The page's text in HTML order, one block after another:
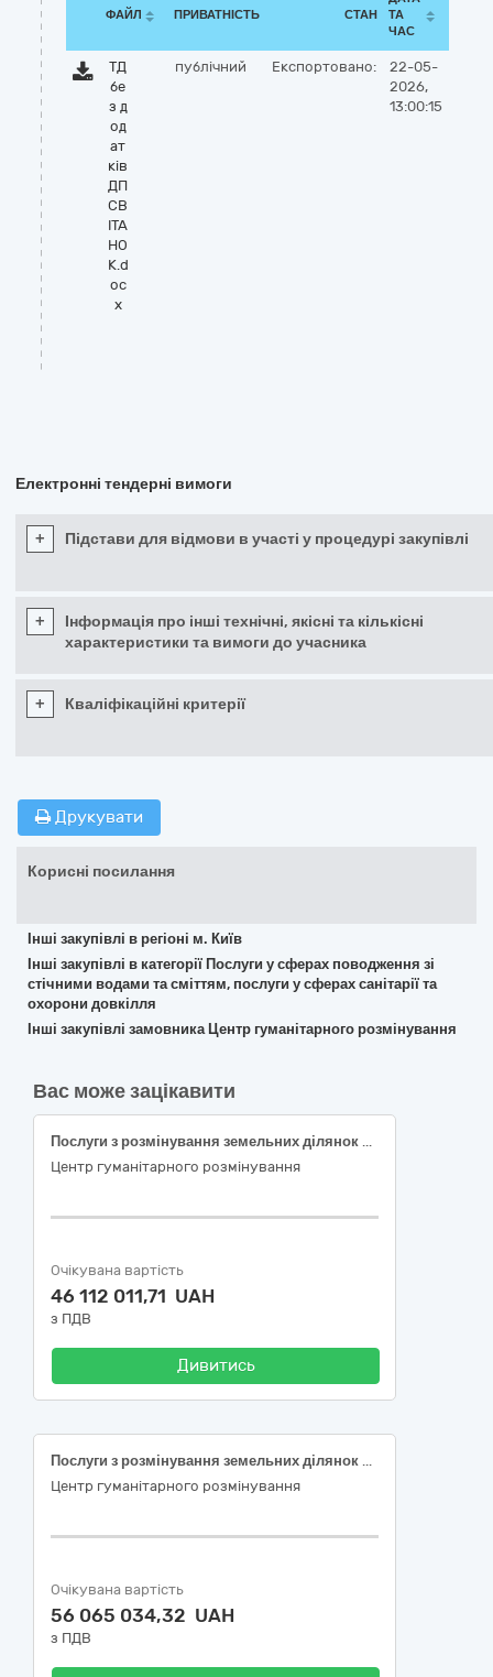
ФАЙЛ ПРИВАТНІСТЬ СТАН
ТА
ЧАС
ТД
бе
з д
од
ат
ків
ДП
СВ
ІТА
НО
К.d
oc
x
публічний Експортовано:
22-05-
2026,
13:00:15
Електронні тендерні вимоги
+ Підстави для відмови в участі у процедурі закупівлі
+
Інформація про інші технічні, якісні та кількісні
характеристики та вимоги до учасника
+ Кваліфікаційні критерії
Друкувати
Корисні посилання
Інші закупівлі в регіоні м. Київ
Інші закупівлі в категорії Послуги у сферах поводження зі
стічними водами та сміттям, послуги у сферах санітарії та
охорони довкілля
Інші закупівлі замовника Центр гуманітарного розмінування
Вас може зацікавити
Послуги з розмінування земельних ділянок сільськогосподарського призначення (Код ДК 021:2015 – 90520000-8 Послуги у сфері поводження з радіоактивними, токсичними, медичними та небезпечними відходами)
Центр гуманітарного розмінування
Очікувана вартість
46 112 011,71 UAH
з ПДВ
Дивитись
Послуги з розмінування земельних ділянок сільськогосподарського призначення (Код ДК 021:2015 – 90520000-8 Послуги у сфері поводження з радіоактивними, токсичними, медичними та небезпечними відходами)
Центр гуманітарного розмінування
Очікувана вартість
56 065 034,32 UAH
з ПДВ